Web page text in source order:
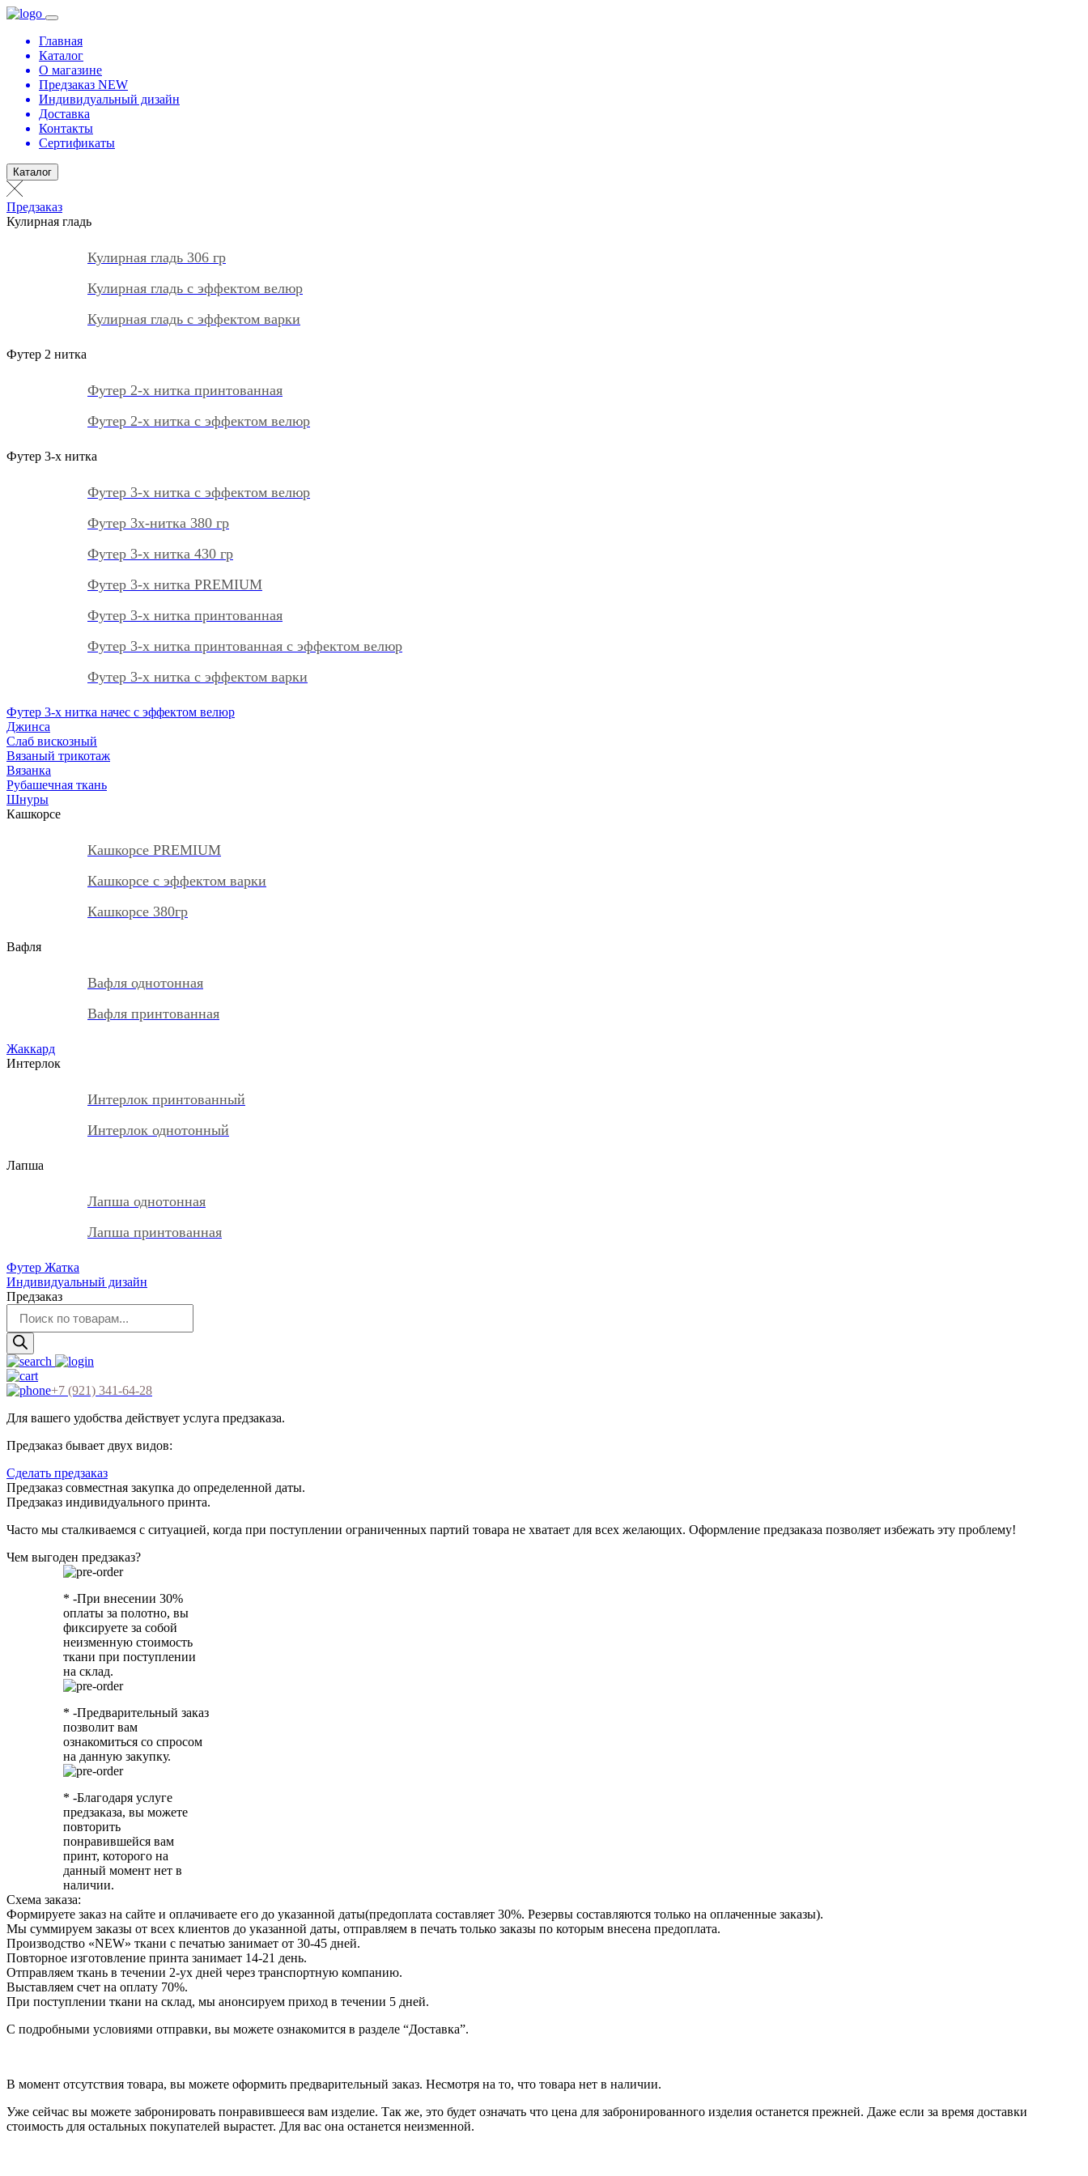
Главная
Каталог
О магазине
Предзаказ NEW
Индивидуальный дизайн
Доставка
Контакты
Сертификаты
Каталог
Предзаказ
Кулирная гладь
Кулирная гладь 306 гр
Кулирная гладь с эффектом велюр
Кулирная гладь с эффектом варки
Футер 2 нитка
Футер 2-х нитка принтованная
Футер 2-х нитка с эффектом велюр
Футер 3-х нитка
Футер 3-х нитка с эффектом велюр
Футер 3х-нитка 380 гр
Футер 3-х нитка 430 гр
Футер 3-х нитка PREMIUM
Футер 3-х нитка принтованная
Футер 3-х нитка принтованная с эффектом велюр
Футер 3-х нитка с эффектом варки
Футер 3-х нитка начес с эффектом велюр
Джинса
Слаб вискозный
Вязаный трикотаж
Вязанка
Рубашечная ткань
Шнуры
Кашкорсе
Кашкорсе PREMIUM
Кашкорсе с эффектом варки
Кашкорсе 380гр
Вафля
Вафля однотонная
Вафля принтованная
Жаккард
Интерлок
Интерлок принтованный
Интерлок однотонный
Лапша
Лапша однотонная
Лапша принтованная
Футер Жатка
Индивидуальный дизайн
Предзаказ
товаров
+7 (921) 341-64-28
Для вашего удобства действует услуга предзаказа.
Предзаказ бывает двух видов:
Сделать предзаказ
Предзаказ совместная закупка до определенной даты.
Предзаказ индивидуального принта.
Часто мы сталкиваемся с ситуацией, когда при поступлении ограниченных партий товара не хватает для всех желающих. Оформление предзаказа позволяет избежать эту проблему!
Чем выгоден предзаказ?
* -При внесении 30%
оплаты за полотно, вы
фиксируете за собой
неизменную стоимость
ткани при поступлении
на склад.
* -Предварительный заказ
позволит вам
ознакомиться со спросом
на данную закупку.
* -Благодаря услуге
предзаказа, вы можете
повторить
понравившейся вам
принт, которого на
данный момент нет в
наличии.
Схема заказа:
Формируете заказ на сайте и оплачиваете его до указанной даты(предоплата составляет 30%. Резервы составляются только на оплаченные заказы).
Мы суммируем заказы от всех клиентов до указанной даты, отправляем в печать только заказы по которым внесена предоплата.
Производство «NEW» ткани с печатью занимает от 30-45 дней.
Повторное изготовление принта занимает 14-21 день.
Отправляем ткань в течении 2-ух дней через транспортную компанию.
Выставляем счет на оплату 70%.
При поступлении ткани на склад, мы анонсируем приход в течении 5 дней.
С подробными условиями отправки, вы можете ознакомится в разделе “Доставка”.
В момент отсутствия товара, вы можете оформить предварительный заказ. Несмотря на то, что товара нет в наличии.
Уже сейчас вы можете забронировать понравившееся вам изделие. Так же, это будет означать что цена для забронированного изделия останется прежней. Даже если за время доставки
стоимость для остальных покупателей вырастет. Для вас она останется неизменной.